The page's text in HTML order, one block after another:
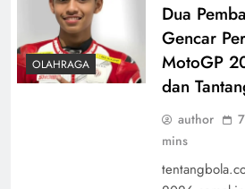
OLAHRAGA
Dua
Gencar
MotoGP
dan
author
mins